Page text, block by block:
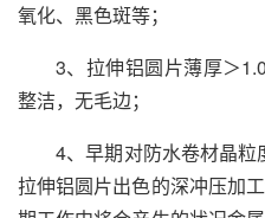
氧化、黑色斑等；
3、拉伸铝圆片薄厚＞
整洁，无毛边；
4、早期对防水卷材晶
拉伸铝圆片出色的深冲压加